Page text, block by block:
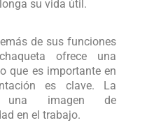
su vida útil.
de sus funciones
ofrece una
que es importante en
es clave. La
una imagen de
en el trabajo.